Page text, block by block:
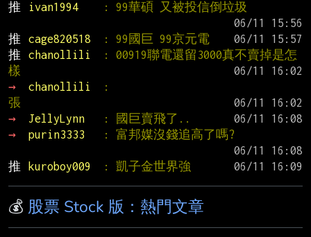
推
ivan1994
: 99華碩 又被投信倒垃圾
推
cage820518 : 99國巨 99京元電
推
chanollili
: 00919聯電還留3000真不賣掉是怎
樣
→
chanollili
:
張
→
JellyLynn : 國巨賣飛了..
→
purin3333
: 富邦媒沒錢追高了嗎?
推
kuroboy009 : 凱子金世界強
💰 股票 Stock 版：熱門文章